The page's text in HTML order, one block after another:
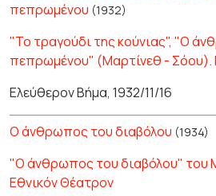
πεπρωμένου (1932)
"Το τραγούδι της κούνιας", "Ο
πεπρωμένου" (Μαρτίνεθ - Σόου).
Ελεύθερον Βήμα, 1932/11/16
Ο άνθρωπος του διαβόλου (1934)
"Ο άνθρωπος του διαβόλου" του
Εθνικόν Θέατρον